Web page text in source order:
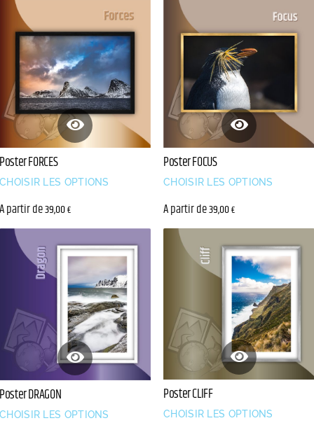
Poster FORCES
A partir de39,00€
CHOISIR LES OPTIONS
Poster FOCUS
A partir de39,00€
CHOISIR LES OPTIONS
Poster DRAGON
CHOISIR LES OPTIONS
Poster CLIFF
CHOISIR LES OPTIONS